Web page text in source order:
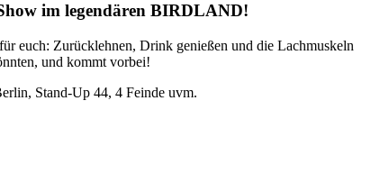
im legendären BIRDLAND!
euch: Zurücklehnen, Drink genießen und die Lachmuskeln
und kommt vorbei!
Stand-Up 44, 4 Feinde uvm.